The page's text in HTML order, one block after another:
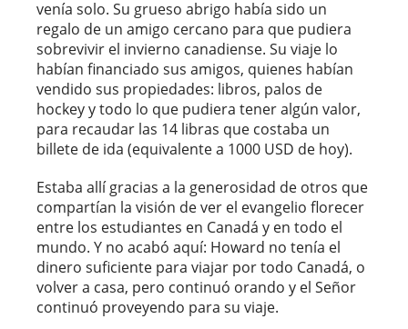
venía solo. Su grueso abrigo había sido un
regalo de un amigo cercano para que pudiera
sobrevivir el invierno canadiense. Su viaje lo
habían financiado sus amigos, quienes habían
vendido sus propiedades: libros, palos de
hockey y todo lo que pudiera tener algún valor,
para recaudar las 14 libras que costaba un
billete de ida (equivalente a 1000 USD de hoy).
Estaba allí gracias a la generosidad de otros que
compartían la visión de ver el evangelio florecer
entre los estudiantes en Canadá y en todo el
mundo. Y no acabó aquí: Howard no tenía el
dinero suficiente para viajar por todo Canadá, o
volver a casa, pero continuó orando y el Señor
continuó proveyendo para su viaje.